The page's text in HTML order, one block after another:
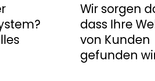
Wir sorgen
dass Ihre
von Kunden
gefunden